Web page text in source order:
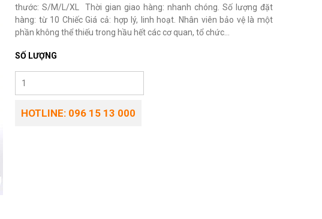
thước: S/M/L/XL Thời gian giao hàng: nhanh chóng. Số lượng đặt
hàng: từ 10 Chiếc Giá cả: hợp lý, linh hoạt. Nhân viên bảo vệ là một
phần không thể thiếu trong hầu hết các cơ quan, tổ chức...
SỐ LƯỢNG
HOTLINE: 096 15 13 000